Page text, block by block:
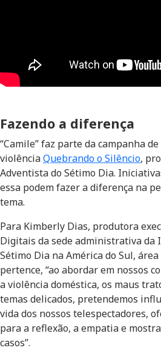
Fazendo a diferença
“Camile” faz parte da campanha
violênciaQuebrando o Silêncio,
Adventista do Sétimo Dia.
essa podem fazer a diferença na
tema.
Para Kimberly Dias, produtora
Digitais da sede administrativa da
Sétimo Dia na América do Sul,
pertence, “ao abordar em nossos
a violência doméstica, os maus
temas delicados, pretendemos
vida dos nossos telespectadores,
para a reflexão, a empatia e
casos”.